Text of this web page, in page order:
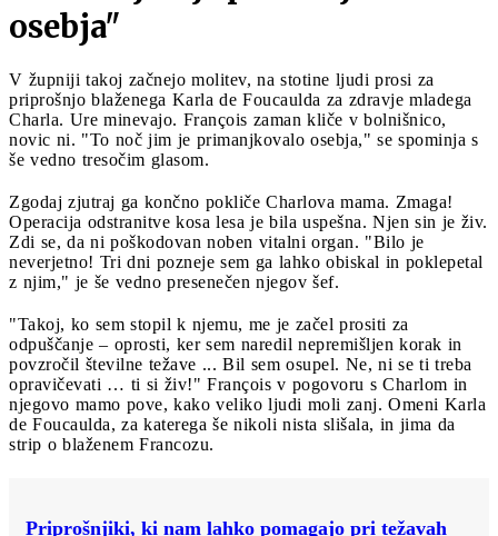
osebja"
V župniji takoj začnejo molitev, na stotine ljudi prosi za
priprošnjo blaženega Karla de Foucaulda za zdravje mladega
Charla. Ure minevajo. François zaman kliče v bolnišnico,
novic ni. "To noč jim je primanjkovalo osebja," se spominja s
še vedno tresočim glasom.
Zgodaj zjutraj ga končno pokliče Charlova mama. Zmaga!
Operacija odstranitve kosa lesa je bila uspešna. Njen sin je živ.
Zdi se, da ni poškodovan noben vitalni organ. "Bilo je
neverjetno! Tri dni pozneje sem ga lahko obiskal in poklepetal
z njim," je še vedno presenečen njegov šef.
"Takoj, ko sem stopil k njemu, me je začel prositi za
odpuščanje – oprosti, ker sem naredil nepremišljen korak in
povzročil številne težave ... Bil sem osupel. Ne, ni se ti treba
opravičevati … ti si živ!" François v pogovoru s Charlom in
njegovo mamo pove, kako veliko ljudi moli zanj. Omeni Karla
de Foucaulda, za katerega še nikoli nista slišala, in jima da
strip o blaženem Francozu.
Priprošnjiki, ki nam lahko pomagajo pri težavah